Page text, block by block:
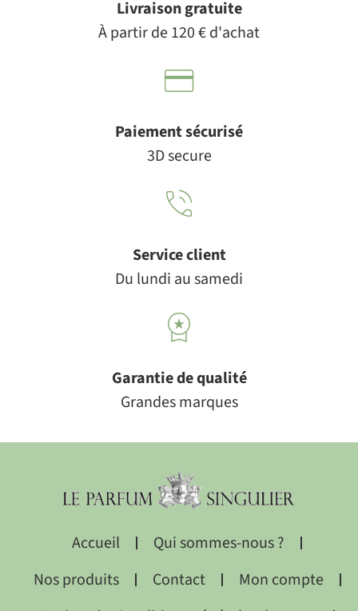
Livraison gratuite
À partir de 120 € d'achat
Paiement sécurisé
3D secure
Service client
Du lundi au samedi
Garantie de qualité
Grandes marques
Accueil
Qui sommes-nous ?
Nos produits
Contact
Mon compte